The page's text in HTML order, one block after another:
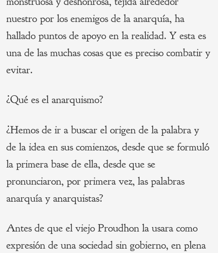
nuestro por los enemigos de la anarquía, ha
hallado puntos de apoyo en la realidad. Y esta es
una de las muchas cosas que es preciso combatir y
evitar.
¿Qué es el anarquismo?
¿Hemos de ir a buscar el origen de la palabra y
de la idea en sus comienzos, desde que se formuló
la primera base de ella, desde que se
pronunciaron, por primera vez, las palabras
anarquía y anarquistas?
Antes de que el viejo Proudhon la usara como
expresión de una sociedad sin gobierno, en plena